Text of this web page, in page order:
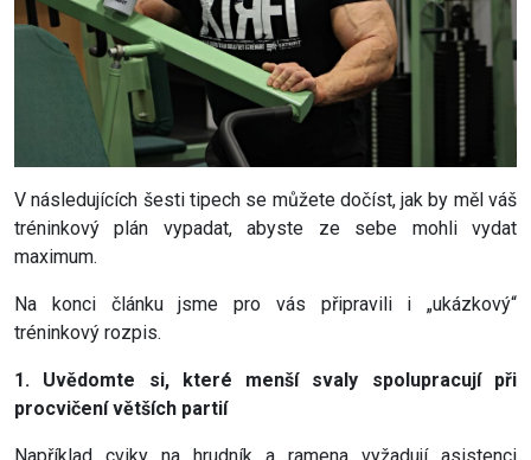
V následujících šesti tipech se můžete dočíst, jak by měl váš
tréninkový plán vypadat, abyste ze sebe mohli vydat
maximum.
Na konci článku jsme pro vás připravili i „ukázkový“
tréninkový rozpis.
1. Uvědomte si, které menší svaly spolupracují při
procvičení větších partií